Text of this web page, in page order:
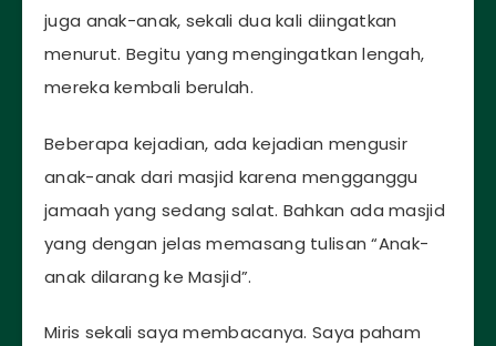
juga anak-anak, sekali dua kali diingatkan
menurut. Begitu yang mengingatkan lengah,
mereka kembali berulah.
Beberapa kejadian, ada kejadian mengusir
anak-anak dari masjid karena mengganggu
jamaah yang sedang salat. Bahkan ada masjid
yang dengan jelas memasang tulisan “Anak-
anak dilarang ke Masjid”.
Miris sekali saya membacanya. Saya paham